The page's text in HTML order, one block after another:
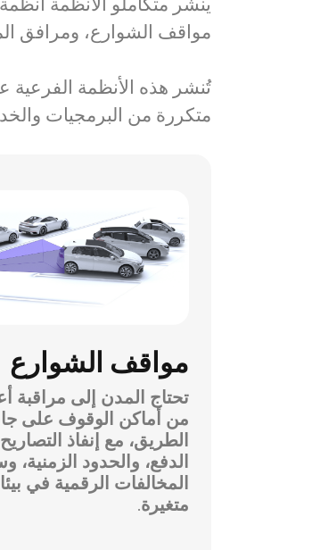
مواقف الشوارع، ومرافق
متكررة من البرمجيات
مواقف الشوارع
تحتاج المدن إلى مراقبة
من أماكن الوقوف على
الطريق، مع إنفاذ
الدفع، والحدود
المخالفات الرقمية في
متغيرة.